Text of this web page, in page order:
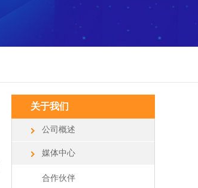
关于我们
公司概述
媒体中心
合作伙伴